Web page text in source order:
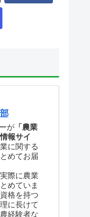
が 「農業
報サイ
に関する
めてお届
際に農業
めていま
格を持つ
に長けて
経験者な